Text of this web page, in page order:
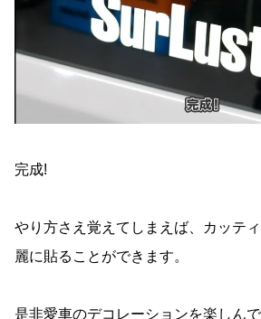
完成!
やり方さえ覚えてしまえば、カッテ
麗に貼ることができます。
是非愛車のデコレーションを楽しんで